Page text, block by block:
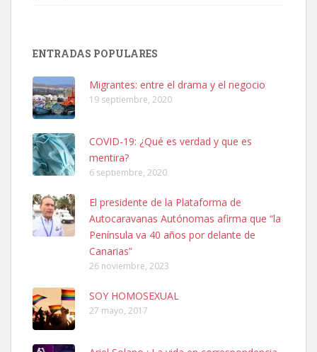
Leales.org » Gran Canaria
SHIBA PERDIDO AVDA JOSE MESA Y LOPEZ
PERRO MACHO RAZA SHIBA CON MICROCHIP PERDIDO HOY
06/07/2025 ZONA MESA Y LOPEZ. ES MUY ASUSTADIZO
Leales.org » Gran Canaria
6.7.2025
ENTRADAS POPULARES
Migrantes: entre el drama y el negocio
19 septiembre, 2020
COVID-19: ¿Qué es verdad y que es
mentira?
6 septiembre, 2020
El presidente de la Plataforma de
Autocaravanas Autónomas afirma que “la
Península va 40 años por delante de
Canarias”
26 noviembre, 2023
SOY HOMOSEXUAL
27 mayo, 2017